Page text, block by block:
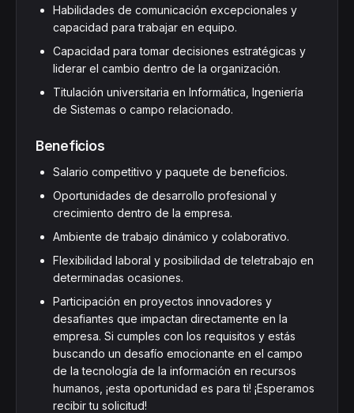
Habilidades de comunicación excepcionales y
capacidad para trabajar en equipo.
Capacidad para tomar decisiones estratégicas y
liderar el cambio dentro de la organización.
Titulación universitaria en Informática, Ingeniería
de Sistemas o campo relacionado.
Beneficios
Salario competitivo y paquete de beneficios.
Oportunidades de desarrollo profesional y
crecimiento dentro de la empresa.
Ambiente de trabajo dinámico y colaborativo.
Flexibilidad laboral y posibilidad de teletrabajo en
determinadas ocasiones.
Participación en proyectos innovadores y
desafiantes que impactan directamente en la
empresa. Si cumples con los requisitos y estás
buscando un desafío emocionante en el campo
de la tecnología de la información en recursos
humanos, ¡esta oportunidad es para ti! ¡Esperamos
recibir tu solicitud!